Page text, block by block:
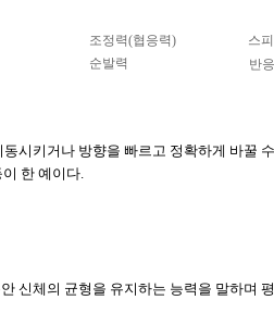
조정력(협응력)
스
순발력 반
시키거나 방향을 빠르고 정확하게 바꿀
한 예이다.
신체의 균형을 유지하는 능력을 말하며